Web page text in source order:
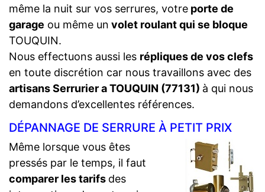
même la nuit sur vos serrures, votre porte de
garage ou même un volet roulant qui se bloque
TOUQUIN.
Nous effectuons aussi les répliques de vos clefs
en toute discrétion car nous travaillons avec des
artisans Serrurier a TOUQUIN (77131) à qui nous
demandons d’excellentes références.
DÉPANNAGE DE SERRURE À PETIT PRIX
Même lorsque vous êtes
pressés par le temps, il faut
comparer les tarifs des